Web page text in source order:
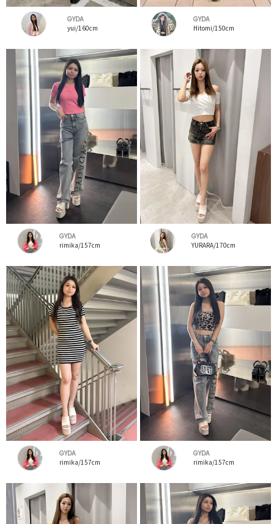
GYDA
yui/160cm
GYDA
Hitomi/150cm
GYDA
rimika/157cm
GYDA
YURARA/170cm
GYDA
rimika/157cm
GYDA
rimika/157cm